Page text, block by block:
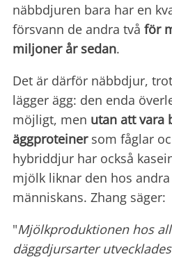
näbbdjuren bara har en
försvann de andra två för
miljoner år sedan.
Det är därför näbbdjur,
lägger ägg: den enda
möjligt, men utan att vara
äggproteinersom fåglar
hybriddjur har också
mjölk liknar den hos
människans. Zhang säger:
"Mjölkproduktionen hos
däggdjursarter